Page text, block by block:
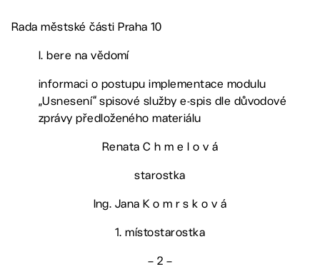
Rada městské části Praha 10
I. bere na vědomí
informaci o postupu implementace modulu
„Usnesení“ spisové služby e-spis dle důvodové
zprávy předloženého materiálu
Renata C h m e l o v á
starostka
Ing. Jana K o m r s k o v á
1. místostarostka
– 2 –